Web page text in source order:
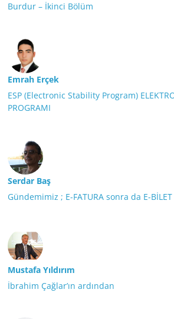
Burdur – İkinci Bölüm
Emrah Erçek
ESP (Electronic Stability Program)
PROGRAMI
Serdar Baş
Gündemimiz ; E-FATURA sonra da E-BİLET
Mustafa Yıldırım
İbrahim Çağlar’ın ardından